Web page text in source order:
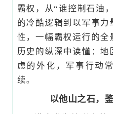
霸权，从“谁控制石油
的冷酷逻辑到以军事
性，一幅霸权运行的全
历史的纵深中读懂：
虑的外化，军事行动
续。
以他山之石，